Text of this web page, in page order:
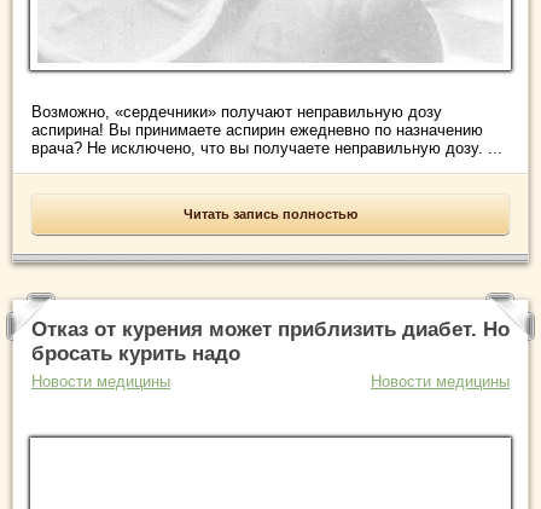
Возможно, «сердечники» получают неправильную дозу
аспирина! Вы принимаете аспирин ежедневно по назначению
врача? Не исключено, что вы получаете неправильную дозу. ...
Читать запись полностью
Отказ от курения может приблизить диабет. Но
бросать курить надо
Новости медицины Новости медицины